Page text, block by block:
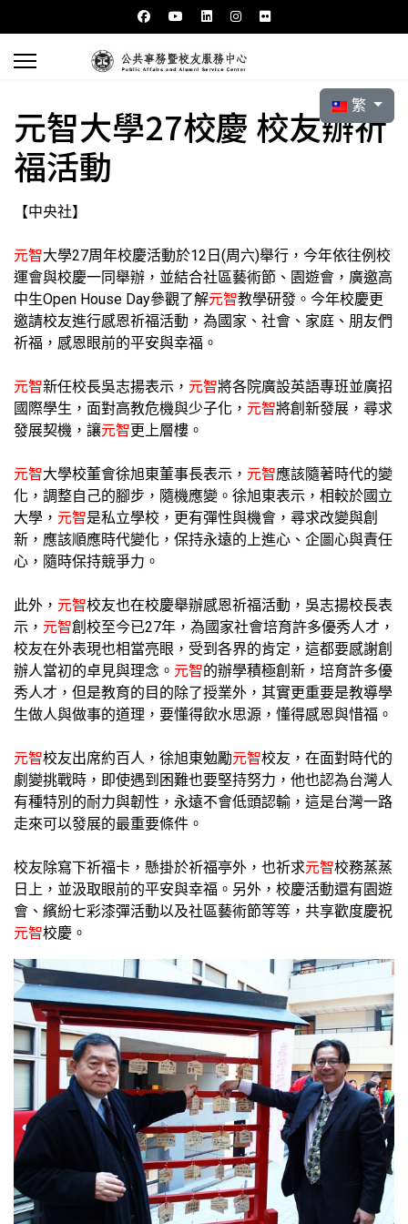
選擇你的語言
繁
元智大學27校慶 校友辦祈
福活動
【中央社】
元智大學27周年校慶活動於12日(周六)舉行，今年依往例校
運會與校慶一同舉辦，並結合社區藝術節、園遊會，廣邀高
中生Open House Day參觀了解元智教學研發。今年校慶更
邀請校友進行感恩祈福活動，為國家、社會、家庭、朋友們
祈福，感恩眼前的平安與幸福。
元智新任校長吳志揚表示， 元智將各院廣設英語專班並廣招
國際學生，面對高教危機與少子化， 元智將創新發展，尋求
發展契機，讓元智更上層樓。
元智大學校董會徐旭東董事長表示， 元智應該隨著時代的變
化，調整自己的腳步，隨機應變。徐旭東表示，相較於國立
大學， 元智是私立學校，更有彈性與機會，尋求改變與創
新，應該順應時代變化，保持永遠的上進心、企圖心與責任
心，隨時保持競爭力。
此外， 元智校友也在校慶舉辦感恩祈福活動，吳志揚校長表
示， 元智創校至今已27年，為國家社會培育許多優秀人才，
校友在外表現也相當亮眼，受到各界的肯定，這都要感謝創
辦人當初的卓見與理念。 元智的辦學積極創新，培育許多優
秀人才，但是教育的目的除了授業外，其實更重要是教導學
生做人與做事的道理，要懂得飲水思源，懂得感恩與惜福。
元智校友出席約百人，徐旭東勉勵元智校友，在面對時代的
劇變挑戰時，即使遇到困難也要堅持努力，他也認為台灣人
有種特別的耐力與韌性，永遠不會低頭認輸，這是台灣一路
走來可以發展的最重要條件。
校友除寫下祈福卡，懸掛於祈福亭外，也祈求元智校務蒸蒸
日上，並汲取眼前的平安與幸福。另外，校慶活動還有園遊
會、繽紛七彩漆彈活動以及社區藝術節等等，共享歡度慶祝
元智校慶。